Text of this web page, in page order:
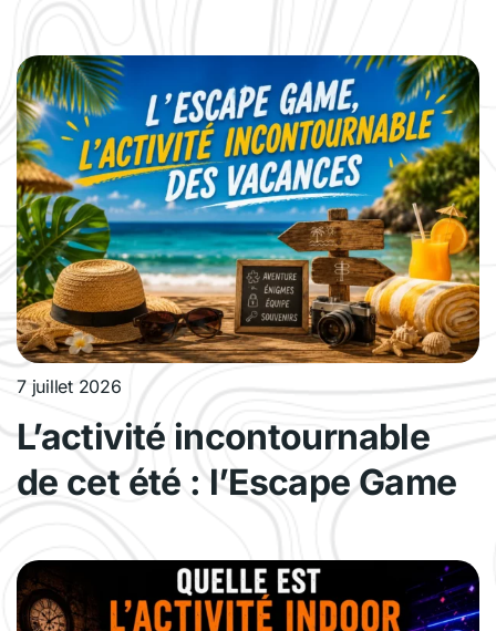
7 juillet 2026
L’activité incontournable
de cet été : l’Escape Game